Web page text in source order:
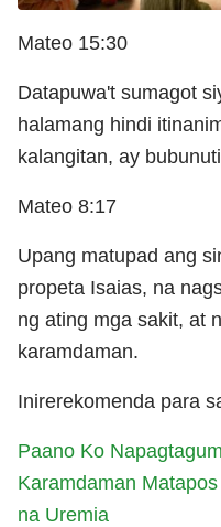
Mateo 15:30
Datapuwa't sumagot
halamang hindi
kalangitan, ay
Mateo 8:17
Upang matupad ang
propeta Isaias, na
ng ating mga sakit, at
karamdaman.
Inirerekomenda para
Paano Ko
Karamdaman
na Uremia